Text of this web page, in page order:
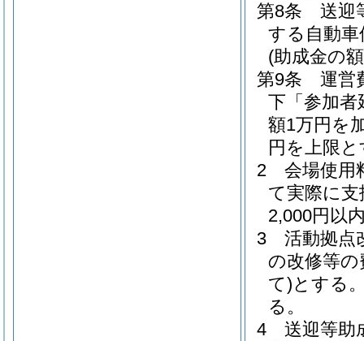
第8条
送迎
する自動
(助成金の
第9条
運営
下「参加
額1万円を
円を上限
2
会場使用
て実際に
2,000円以
3
活動拠点
の改修等
て)とする
る。
4
送迎等助